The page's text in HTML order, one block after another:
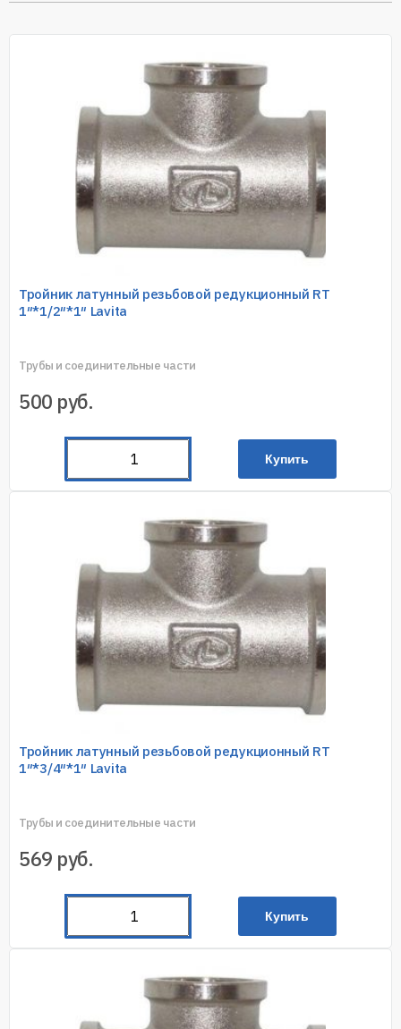
Тройник латунный резьбовой редукционный RT
1″*1/2″*1″ Lavita
Трубы и соединительные части
500 руб.
Купить
Тройник латунный резьбовой редукционный RT
1″*3/4″*1″ Lavita
Трубы и соединительные части
569 руб.
Купить